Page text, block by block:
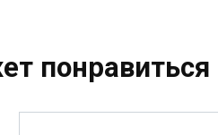
понравиться